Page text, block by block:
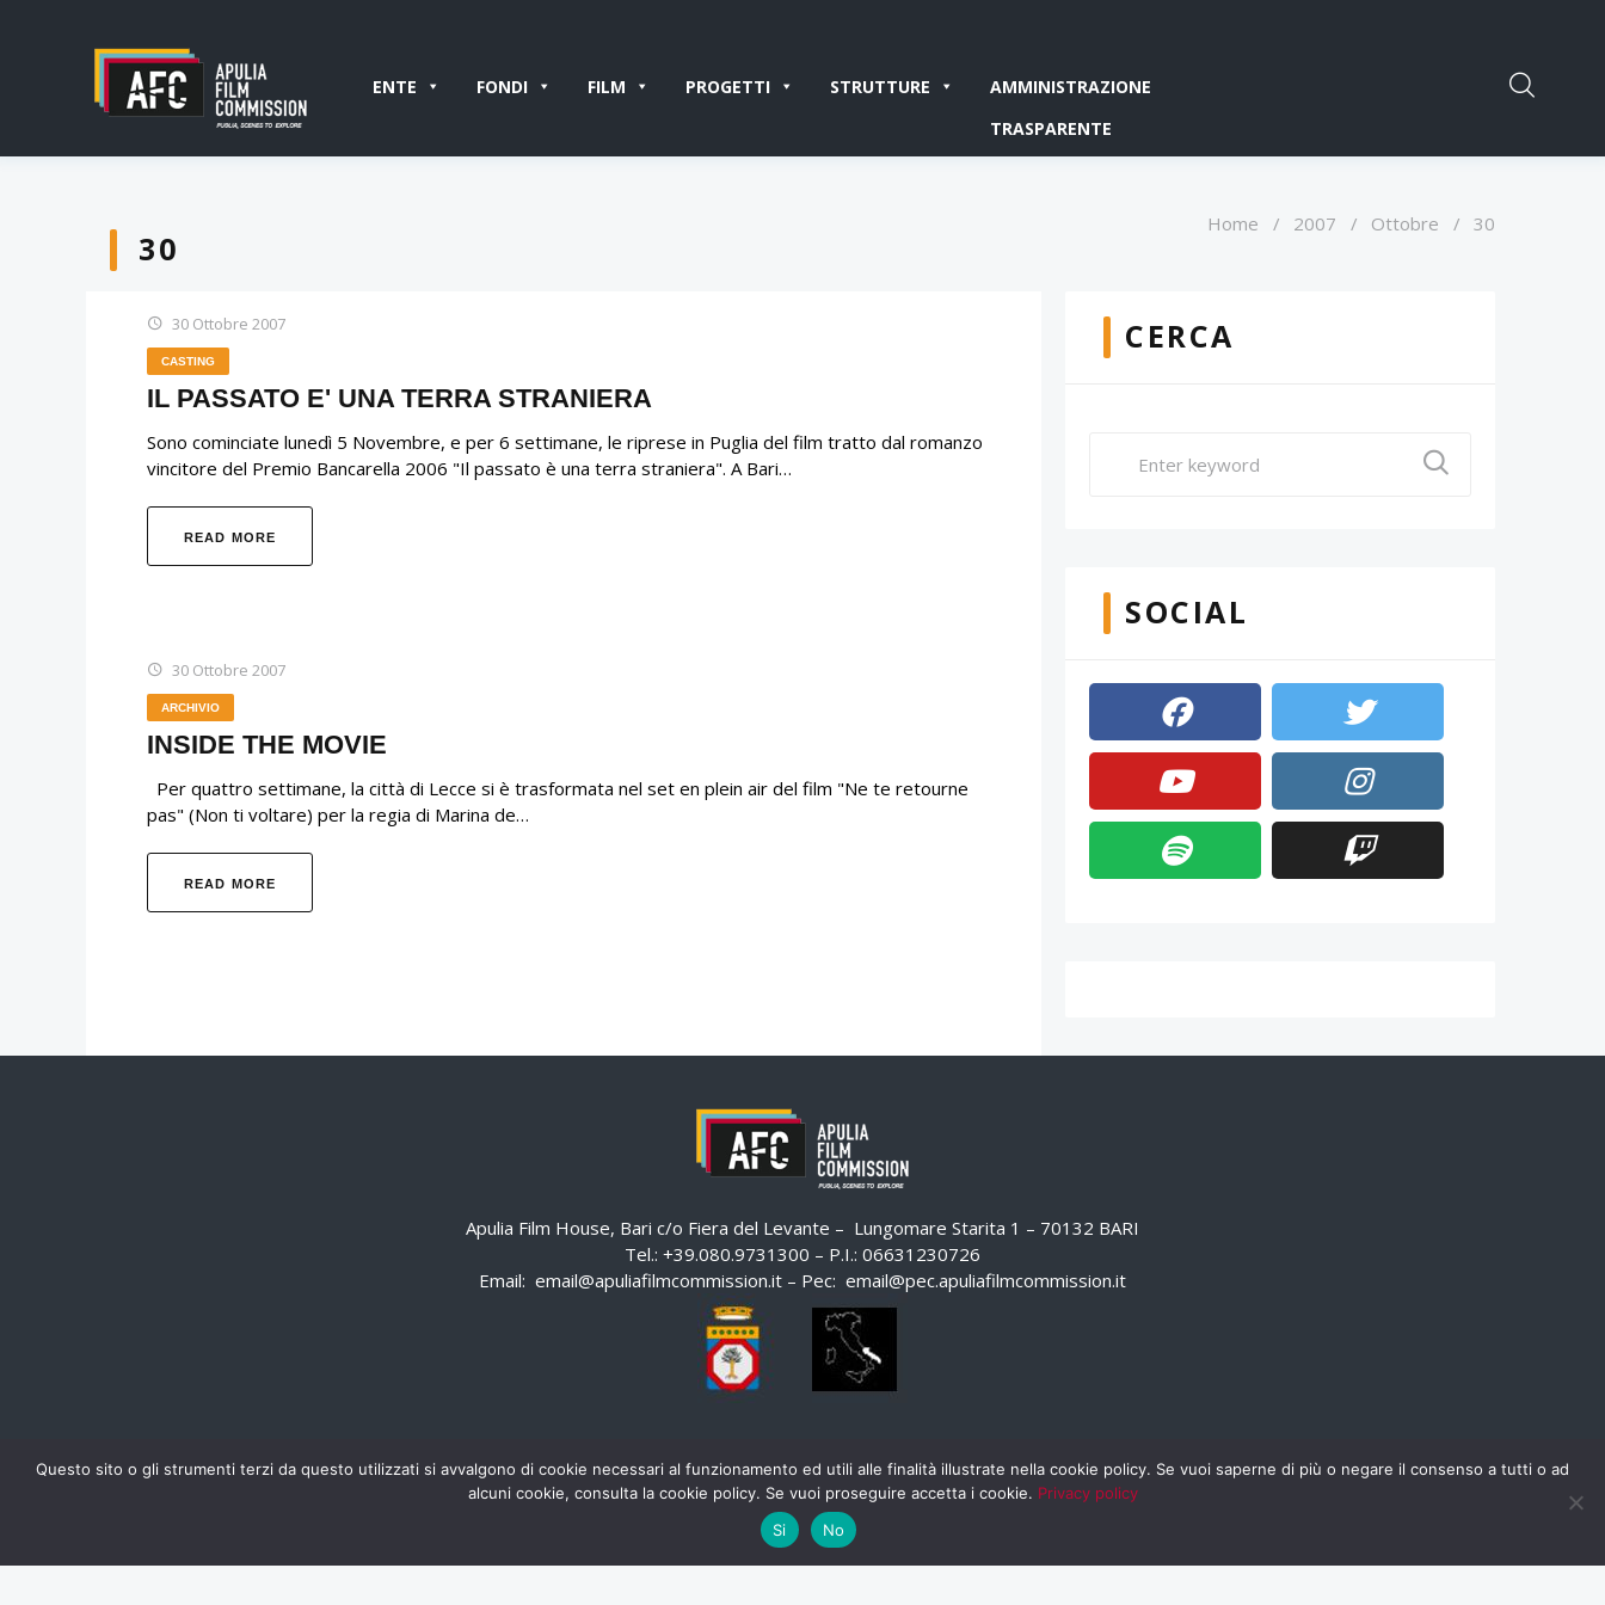
ENTE FONDI FILM PROGETTI STRUTTURE
AMMINISTRAZIONE
TRASPARENTE
30
Home / 2007 / Ottobre / 30
30 Ottobre 2007
CASTING
IL PASSATO E' UNA TERRA STRANIERA
Sono cominciate lunedì 5 Novembre, e per 6 settimane, le riprese in Puglia del film tratto dal romanzo
vincitore del Premio Bancarella 2006 "Il passato è una terra straniera". A Bari…
READ MORE
30 Ottobre 2007
ARCHIVIO
INSIDE THE MOVIE
Per quattro settimane, la città di Lecce si è trasformata nel set en plein air del film "Ne te retourne
pas" (Non ti voltare) per la regia di Marina de…
READ MORE
CERCA
SOCIAL
Apulia Film House, Bari c/o Fiera del Levante – Lungomare Starita 1 – 70132 BARI
Tel.: +39.080.9731300 – P.I.: 06631230726
Email: email@apuliafilmcommission.it – Pec: email@pec.apuliafilmcommission.it
WHISTLEBLOWING
Questo sito o gli strumenti terzi da questo utilizzati si avvalgono di cookie necessari al funzionamento ed utili alle finalità illustrate nella cookie policy. Se vuoi saperne di più o negare il consenso a tutti o ad
alcuni cookie, consulta la cookie policy. Se vuoi proseguire accetta i cookie. Privacy policy
Si
No